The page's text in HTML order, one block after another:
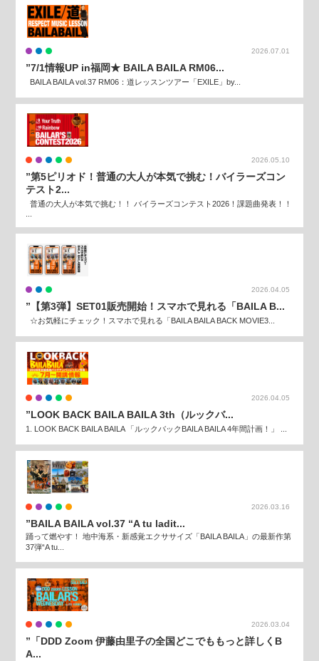
2026.07.01
”7/1情報UP in福岡★ BAILA BAILA RM06...
BAILA BAILA vol.37 RM06：道レッスンツアー「EXILE」by...
2026.05.10
”第5ピリオド！普通の大人が本気で挑む！バイラーズコン
テスト2...
普通の大人が本気で挑む！！ バイラーズコンテスト2026！課題曲発表！！
2026.04.05
”【第3弾】SET01販売開始！スマホで見れる「BAILA B...
☆お気軽にチェック！スマホで見れる「BAILA BAILA BACK MOVIE3...
2026.04.05
”LOOK BACK BAILA BAILA 3th（ルックバ...
1. LOOK BACK BAILA BAILA 「ルックバックBAILA BAILA 4年間計画！」 ...
2026.03.16
”BAILA BAILA vol.37 “A tu ladit...
踊って燃やす！ 地中海系・新感覚エクササイズ「BAILA BAILA」の最新作第
37弾“A tu...
2026.03.04
”「DDD Zoom 伊藤由里子の全国どこでももっと詳しくB
A...